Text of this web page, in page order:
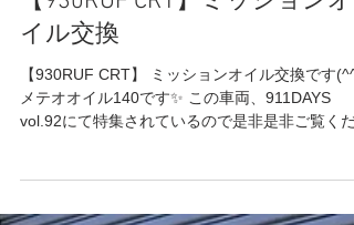
2023年6月19日 読了時間: 1分
930RUF
【930RUF CRT】ミッションオ
イル交換
メテオオイル140です✨ この車両、911DAYS